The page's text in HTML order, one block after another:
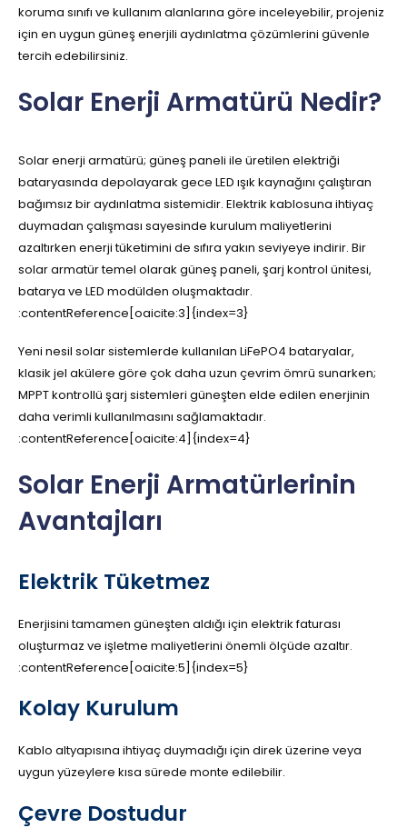
koruma sınıfı ve kullanım alanlarına göre inceleyebilir, projeniz
için en uygun güneş enerjili aydınlatma çözümlerini güvenle
tercih edebilirsiniz.
Solar Enerji Armatürü Nedir?
Solar enerji armatürü; güneş paneli ile üretilen elektriği
bataryasında depolayarak gece LED ışık kaynağını çalıştıran
bağımsız bir aydınlatma sistemidir. Elektrik kablosuna ihtiyaç
duymadan çalışması sayesinde kurulum maliyetlerini
azaltırken enerji tüketimini de sıfıra yakın seviyeye indirir. Bir
solar armatür temel olarak güneş paneli, şarj kontrol ünitesi,
batarya ve LED modülden oluşmaktadır.
:contentReference[oaicite:3]{index=3}
Yeni nesil solar sistemlerde kullanılan LiFePO4 bataryalar,
klasik jel akülere göre çok daha uzun çevrim ömrü sunarken;
MPPT kontrollü şarj sistemleri güneşten elde edilen enerjinin
daha verimli kullanılmasını sağlamaktadır.
:contentReference[oaicite:4]{index=4}
Solar Enerji Armatürlerinin
Avantajları
Elektrik Tüketmez
Enerjisini tamamen güneşten aldığı için elektrik faturası
oluşturmaz ve işletme maliyetlerini önemli ölçüde azaltır.
:contentReference[oaicite:5]{index=5}
Kolay Kurulum
Kablo altyapısına ihtiyaç duymadığı için direk üzerine veya
uygun yüzeylere kısa sürede monte edilebilir.
Çevre Dostudur